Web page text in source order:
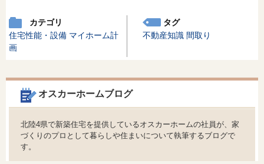
カテゴリ
住宅性能・設備 マイホーム計
画
タグ
不動産知識 間取り
オスカーホームブログ
北陸4県で新築住宅を提供しているオスカーホームの社員が、家
づくりのプロとして暮らしや住まいについて執筆するブログで
す。